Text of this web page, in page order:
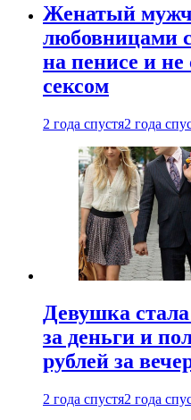
Женатый
любовницами
на пенисе и не
сексом
2 года спустя2 года
Девушка
за деньги и
рублей за
2 года спустя2 года